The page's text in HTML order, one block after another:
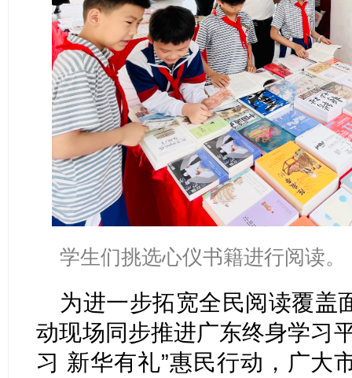
学生们挑选心仪书籍进行阅读。
为进一步拓宽全民阅读覆盖
动现场同步推进广东终身学习
习 新华有礼”惠民行动，广大